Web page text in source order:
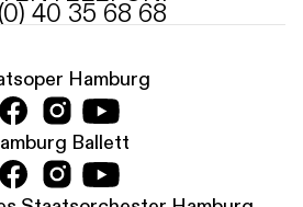
40 35 68 68
Hamburg
Ballett